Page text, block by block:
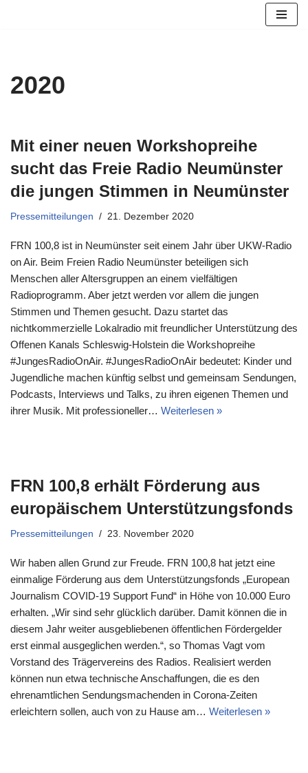
2020
Mit einer neuen Workshopreihe
sucht das Freie Radio Neumünster
die jungen Stimmen in Neumünster
Pressemitteilungen 21. Dezember 2020
FRN 100,8 ist in Neumünster seit einem Jahr über UKW-Radio
on Air. Beim Freien Radio Neumünster beteiligen sich
Menschen aller Altersgruppen an einem vielfältigen
Radioprogramm. Aber jetzt werden vor allem die jungen
Stimmen und Themen gesucht. Dazu startet das
nichtkommerzielle Lokalradio mit freundlicher Unterstützung des
Offenen Kanals Schleswig-Holstein die Workshopreihe
#JungesRadioOnAir. #JungesRadioOnAir bedeutet: Kinder und
Jugendliche machen künftig selbst und gemeinsam Sendungen,
Podcasts, Interviews und Talks, zu ihren eigenen Themen und
ihrer Musik. Mit professioneller… Weiterlesen »
FRN 100,8 erhält Förderung aus
europäischem Unterstützungsfonds
Pressemitteilungen 23. November 2020
Wir haben allen Grund zur Freude. FRN 100,8 hat jetzt eine
einmalige Förderung aus dem Unterstützungsfonds „European
Journalism COVID-19 Support Fund“ in Höhe von 10.000 Euro
erhalten. „Wir sind sehr glücklich darüber. Damit können die in
diesem Jahr weiter ausgebliebenen öffentlichen Fördergelder
erst einmal ausgeglichen werden.“, so Thomas Vagt vom
Vorstand des Trägervereins des Radios. Realisiert werden
können nun etwa technische Anschaffungen, die es den
ehrenamtlichen Sendungsmachenden in Corona-Zeiten
erleichtern sollen, auch von zu Hause am… Weiterlesen »